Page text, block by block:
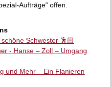
Aufträge" offen.
Schwester 🕺🏻
- Hanse – Zoll – Umgang
und Mehr – Ein Flanieren